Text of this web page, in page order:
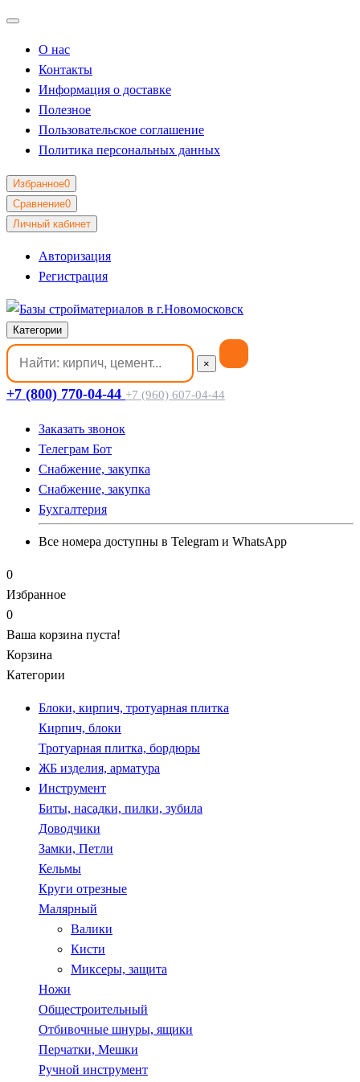
О нас
Контакты
Информация о доставке
Полезное
Пользовательское соглашение
Политика персональных данных
Избранное0
Сравнение0
Личный кабинет
Авторизация
Регистрация
Категории
×
+7 (800) 770-04-44 +7 (960) 607-04-44
Заказать звонок
Телеграм Бот
Cнабжение, закупка
Cнабжение, закупка
Бухгалтерия
Все номера доступны в Telegram и WhatsApp
0
Избранное
0
Ваша корзина пуста!
Корзина
Категории
Блоки, кирпич, тротуарная плитка
Кирпич, блоки
Тротуарная плитка, бордюры
ЖБ изделия, арматура
Инструмент
Биты, насадки, пилки, зубила
Доводчики
Замки, Петли
Кельмы
Круги отрезные
Малярный
Валики
Кисти
Миксеры, защита
Ножи
Общестроительный
Отбивочные шнуры, ящики
Перчатки, Мешки
Ручной инструмент